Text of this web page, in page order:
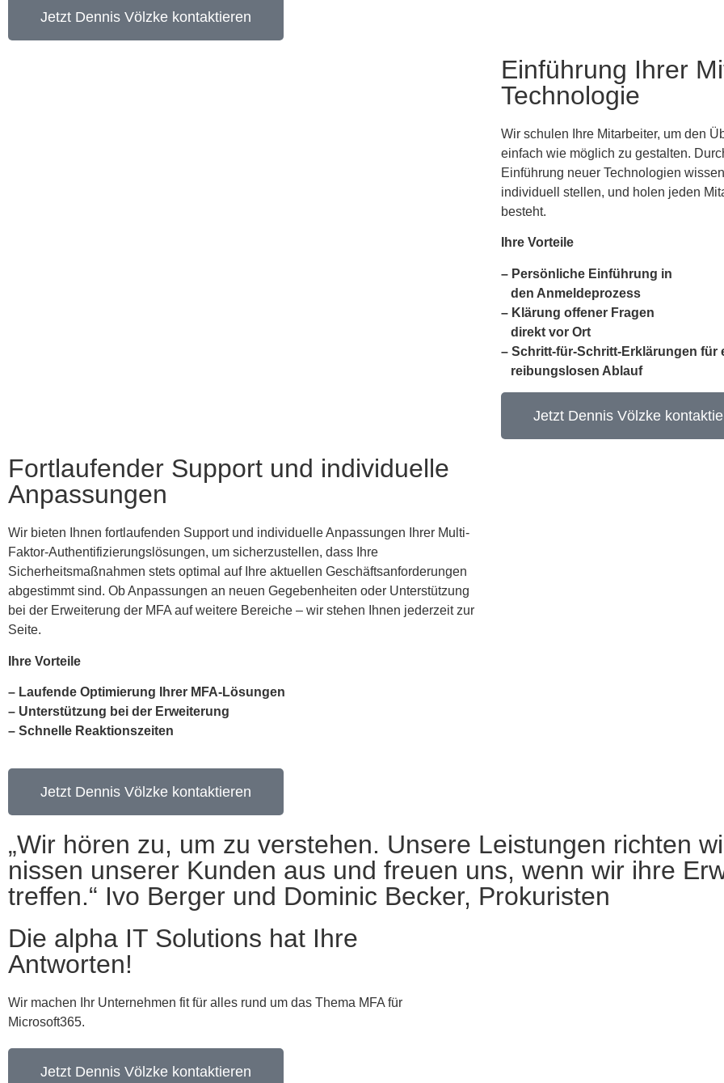
Jetzt Dennis Völzke kontaktieren
Einführung Ihrer
Technologie
Wir schulen Ihre Mitarbeiter, um den
einfach wie möglich zu gestalten.
Einführung neuer Technologien
individuell stellen, und holen jeden
besteht.
Ihre Vorteile
– Persönliche Einführung in
den Anmeldeprozess
– Klärung offener Fragen
direkt vor Ort
– Schritt-für-Schritt-Erklärungen für
reibungslosen Ablauf
Jetzt Dennis Völzke
Fortlaufender Support und individuelle
Anpassungen
Wir bieten Ihnen fortlaufenden Support und individuelle Anpassungen Ihrer Multi-
Faktor-Authentifizierungslösungen, um sicherzustellen, dass Ihre
Sicherheitsmaßnahmen stets optimal auf Ihre aktuellen Geschäftsanforderungen
abgestimmt sind. Ob Anpassungen an neuen Gegebenheiten oder Unterstützung
bei der Erweiterung der MFA auf weitere Bereiche – wir stehen Ihnen jederzeit zur
Seite.
Ihre Vorteile
– Laufende Optimierung Ihrer MFA-Lösungen
– Unterstützung bei der Erweiterung
– Schnelle Reaktionszeiten
Jetzt Dennis Völzke kontaktieren
„Wir hören zu, um zu verstehen. Unsere Leistungen richten
nissen unserer Kunden aus und freuen uns, wenn wir ihre
treffen.“ Ivo Berger und Dominic Becker, Prokuristen
Die alpha IT Solutions hat Ihre
Antworten!
Wir machen Ihr Unternehmen fit für alles rund um das Thema MFA für
Microsoft365.
Jetzt Dennis Völzke kontaktieren